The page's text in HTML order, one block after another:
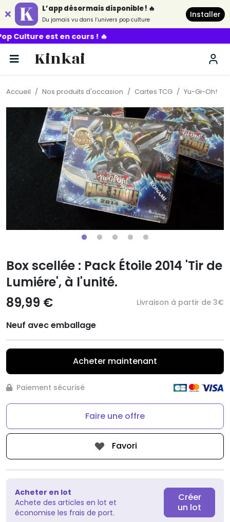
L’app désormais disponible ! 🔥
Du jamais vu dans l’univers pop culture
Installer
cours ! 🔥
Kinkai
Accueil Nos produits d'occasion Cartes TCG Yu-Gi-Oh!
Box scellée : Pack Étoile 2014 'Tir de
Lumiére', à l'unité.
89,99 €
Livraison à partir de 3€
Neuf avec emballage
Acheter maintenant
Paiement sécurisé
Faire une offre
Favori
Acheter en lot
Achete des articles en lot et
économise les frais de port.
Créer
un lot